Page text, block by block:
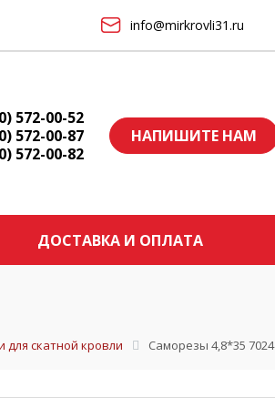
info@mirkrovli31.ru
572-00-52
572-00-87
572-00-82
НАПИШИТЕ НАМ
ДОСТАВКА И ОПЛАТА
скатной кровли Саморезы 4,8*35 7024